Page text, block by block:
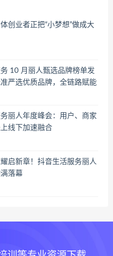
创业者正把“小梦想”做成大
10 月丽人甄选品牌榜单发
严选优质品牌，全链路赋能
丽人年度峰会：用户、商家
线下加速融合
启新章！抖音生活服务丽人
落幕